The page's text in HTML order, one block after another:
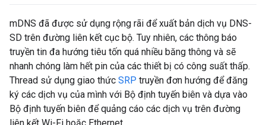
mDNS đã được sử dụng rộng rãi để xuất bản dịch vụ DNS-
SD trên đường liên kết cục bộ. Tuy nhiên, các thông báo
truyền tin đa hướng tiêu tốn quá nhiều băng thông và sẽ
nhanh chóng làm hết pin của các thiết bị có công suất thấp.
Thread sử dụng giao thức SRP truyền đơn hướng để đăng
ký các dịch vụ của mình với Bộ định tuyến biên và dựa vào
Bộ định tuyến biên để quảng cáo các dịch vụ trên đường
liên kết Wi-Fi hoặc Ethernet.